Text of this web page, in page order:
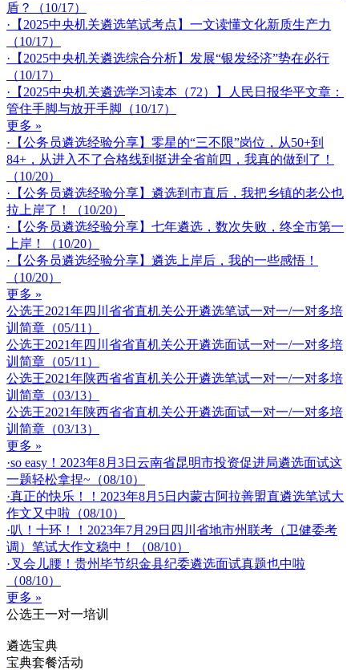
盾？（10/17）
·【2025中央机关遴选笔试考点】一文读懂文化新质生产力
（10/17）
·【2025中央机关遴选综合分析】发展“银发经济”势在必行
（10/17）
·【2025中央机关遴选学习读本（72）】人民日报华平文章：
管住手脚与放开手脚（10/17）
更多 »
·【公务员遴选经验分享】零星的“三不限”岗位，从50+到
84+，从进入不了合格线到挺进全省前四，我真的做到了！
（10/20）
·【公务员遴选经验分享】遴选到市直后，我把乡镇的老公也
拉上岸了！（10/20）
·【公务员遴选经验分享】七年遴选，数次失败，终全市第一
上岸！（10/20）
·【公务员遴选经验分享】遴选上岸后，我的一些感悟！
（10/20）
更多 »
公选王2021年四川省省直机关公开遴选笔试一对一/一对多培
训简章（05/11）
公选王2021年四川省省直机关公开遴选面试一对一/一对多培
训简章（05/11）
公选王2021年陕西省省直机关公开遴选笔试一对一/一对多培
训简章（03/13）
公选王2021年陕西省省直机关公开遴选面试一对一/一对多培
训简章（03/13）
更多 »
·so easy！2023年8月3日云南省昆明市投资促进局遴选面试这
一题轻松拿捏~（08/10）
·真正的快乐！！2023年8月5日内蒙古阿拉善盟直遴选笔试大
作文又中啦（08/10）
·叭！十环！！2023年7月29日四川省地市州联考（卫健委考
调）笔试大作文稳中！（08/10）
·叉会儿腰！贵州毕节织金县纪委遴选面试真题也中啦
（08/10）
更多 »
公选王一对一培训
遴选宝典
宝典套餐活动